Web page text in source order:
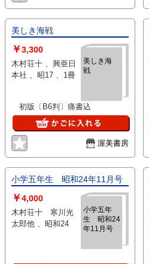
美しき海戦
美しき海
戦
￥3,300
木村荘十 、興亜日
本社 、昭17 、1冊
初版〔B6判〕痛書込
渥美書房
小学五年生 昭和24年11月号
小学五年
生 昭和24
年11月号
￥4,000
木村荘十 寒川光
太郎他 、昭和24